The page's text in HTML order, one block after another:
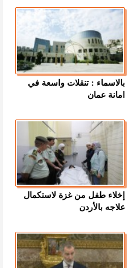
بالاسماء : تنقلات واسعة في
امانة عمان
إخلاء طفل من غزة لاستكمال
علاجه بالأردن